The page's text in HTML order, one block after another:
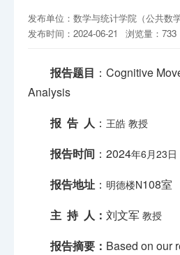
发布单位：数学与统计学院（公共数
发布时间：2024-06-21
浏览量：733
报告题目 ：Cognitive
Analysis
报 告 人 ：王皓教授
报告时间 ：2024年6月23
报告地址 ： 明德楼N108室
主 持 人：刘文军 教授
报告摘要： Based on our